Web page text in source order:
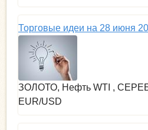
Торговые идеи на 28 июня
ЗОЛОТО, Нефть WTI ,
EUR/USD